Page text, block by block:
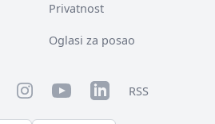
Privatnost
Oglasi za posao
InstagramYouTubeLinkedInRSS